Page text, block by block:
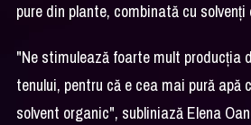
pure din plante, combinată cu
"Ne stimulează foarte mult producția
tenului, pentru că e cea mai pură apă
solvent organic", subliniază Elena